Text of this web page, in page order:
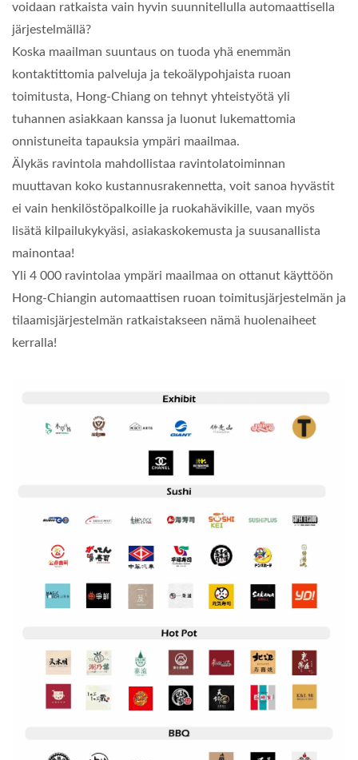
voidaan ratkaista vain hyvin suunnitellulla automaattisella
järjestelmällä?
Koska maailman suuntaus on tuoda yhä enemmän
kontaktittomia palveluja ja tekoälypohjaista ruoan
toimitusta, Hong-Chiang on tehnyt yhteistyötä yli
tuhannen asiakkaan kanssa ja luonut lukemattomia
onnistuneita tapauksia ympäri maailmaa.
Älykäs ravintola mahdollistaa ravintolatoiminnan
muuttavan koko kustannusrakennetta, voit sanoa hyvästit
ei vain henkilöstöpalkoille ja ruokahävikille, vaan myös
lisätä kilpailukykyäsi, asiakaskokemusta ja suusanallista
mainontaa!
Yli 4 000 ravintolaa ympäri maailmaa on ottanut käyttöön
Hong-Chiangin automaattisen ruoan toimitusjärjestelmän ja
tilaamisjärjestelmän ratkaistakseen nämä huolenaiheet
kerralla!